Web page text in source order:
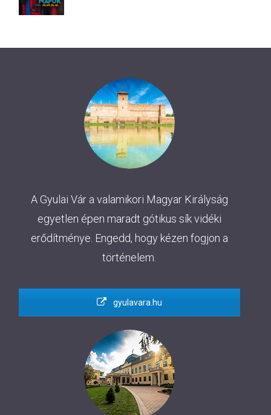
A Gyulai Vár a valamikori Magyar Királyság
egyetlen épen maradt gótikus sík vidéki
erődítménye. Engedd, hogy kézen fogjon a
történelem.
gyulavara.hu